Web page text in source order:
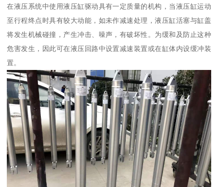
在液压系统中使用液压缸驱动具有一定质量的机构，当液压缸运动
至行程终点时具有较大动能，如未作减速处理，液压缸活塞与缸盖
将发生机械碰撞，产生冲击、噪声，有破坏性。为缓和及防止这种
危害发生，因此可在液压回路中设置减速装置或在缸体内设缓冲装
置。